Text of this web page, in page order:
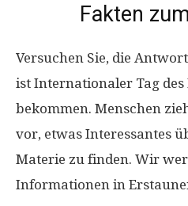
Fakten
Versuchen Sie, die
ist Internationaler Tag des
bekommen. Menschen
vor, etwas Interessantes
Materie zu finden. Wir
Informationen in